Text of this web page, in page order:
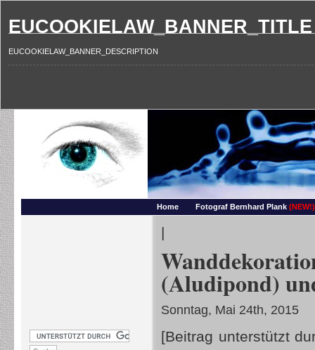
EUCOOKIELAW_BANNER_TITLE
EUCOOKIELAW_BANNER_DESCRIPTION
Home Fotograf Bernhard Plank (NEW!)
|
(Aludipond)
Sonntag, Mai 24th, 2015
[Beitrag unterstützt